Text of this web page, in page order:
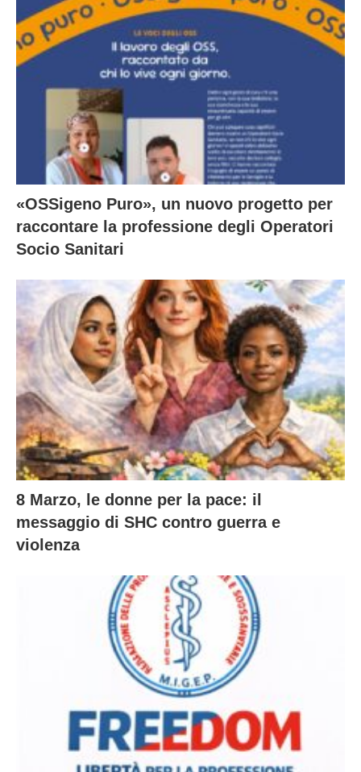
«OSSigeno Puro», un nuovo progetto per
raccontare la professione degli Operatori
Socio Sanitari
8 Marzo, le donne per la pace: il
messaggio di SHC contro guerra e
violenza